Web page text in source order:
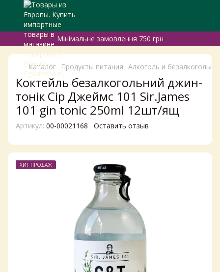
Мінімальне замовлення 750 грн
Каталог Продукты питания Алкоголь и
Коктейль безалкогольний джин-
тонік Сір Джеймс 101 Sir.James
101 gin tonic 250ml 12шт/ящ
Артикул: 00-00021168 Оставить отзыв
ХИТ ПРОДАЖ